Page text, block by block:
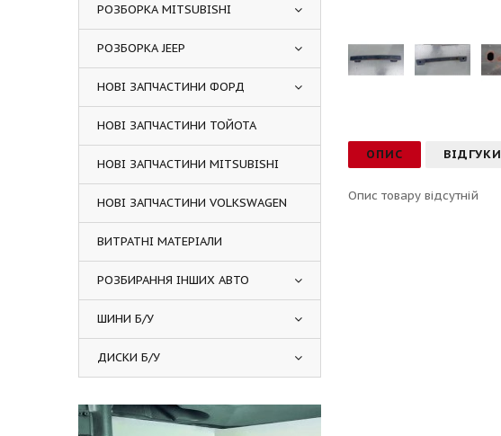
ОПИС ВІДГУКИ
Опис товару відсутній
РОЗБОРКА MITSUBISHI
РОЗБОРКА JEEP
НОВІ ЗАПЧАСТИНИ ФОРД
НОВІ ЗАПЧАСТИНИ ТОЙОТА
НОВІ ЗАПЧАСТИНИ MITSUBISHI
НОВІ ЗАПЧАСТИНИ VOLKSWAGEN
ВИТРАТНІ МАТЕРІАЛИ
РОЗБИРАННЯ ІНШИХ АВТО
ШИНИ Б/У
ДИСКИ Б/У